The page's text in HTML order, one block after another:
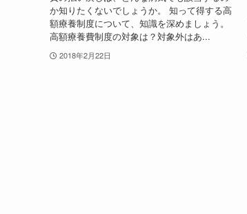
か知りたくないでしょうか。 知って得する高
額療養制度について、知識を深めましょう。
高額療養費制度の対象は？対象外はあ...
2018年2月22日